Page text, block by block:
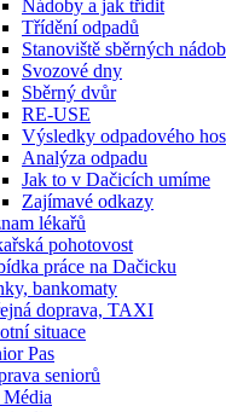
Nádoby a jak třídit
Třídění odpadů
Stanoviště sběrných nádob
Svozové dny
Sběrný dvůr
RE-USE
Výsledky odpadového
Analýza odpadu
Jak to v Dačicích umíme
Zajímavé odkazy
lékařů
pohotovost
práce na Dačicku
bankomaty
doprava, TAXI
situace
Pas
seniorů